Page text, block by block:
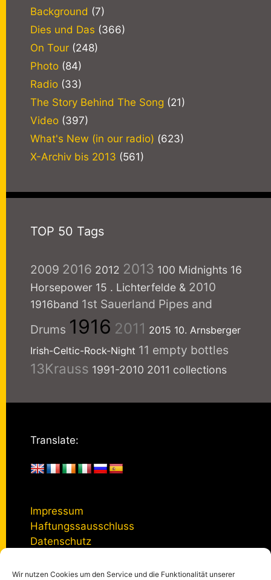
Wir nutzen Cookies um den Service und die Funktionalität unserer
Background (7)
Dies und Das (366)
On Tour (248)
Photo (84)
Radio (33)
The Story Behind The Song (21)
Video (397)
What's New (in our radio) (623)
X-Archiv bis 2013 (561)
TOP 50 Tags
2009 2016 2012 2013 100 Midnights 16
Horsepower 15 . Lichterfelde & 2010
1916band 1st Sauerland Pipes and
Drums 1916 2011 2015 10. Arnsberger
Irish-Celtic-Rock-Night 11 empty bottles
13Krauss 1991-2010 2011 collections
Translate:
Impressum
Haftungssausschluss
Datenschutz